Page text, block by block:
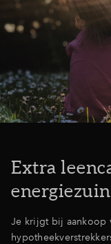
Extra
Je krijgt bij aankoop